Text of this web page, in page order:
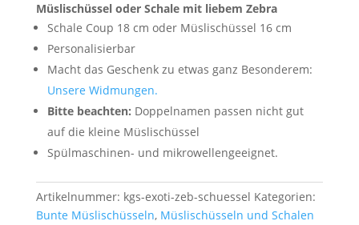
Müslischüssel oder Schale mit liebem Zebra
Schale Coup 18 cm oder Müslischüssel 16 cm
Personalisierbar
Macht das Geschenk zu etwas ganz Besonderem:
Unsere Widmungen.
Bitte beachten: Doppelnamen passen nicht gut
auf die kleine Müslischüssel
Spülmaschinen- und mikrowellengeeignet.
Artikelnummer: kgs-exoti-zeb-schuessel Kategorien:
Bunte Müslischüsseln, Müslischüsseln und Schalen